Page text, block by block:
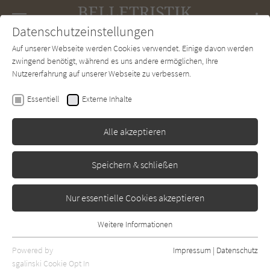
SUCHE Forum Charts Newsletter
Sam Byers
Schönes Neues England
Erschienen: August 2019 Bibliogr. Angaben
Datenschutzeinstellungen
Auf unserer Webseite werden Cookies verwendet. Einige davon werden
zwingend benötigt, während es uns andere ermöglichen, Ihre
Nutzererfahrung auf unserer Webseite zu verbessern.
Essentiell Externe Inhalte
Alle akzeptieren
Speichern & schließen
Nur essentielle Cookies akzeptieren
Essentielle Cookies werden für grundlegende Funktionen der
Webseite benötigt. Dadurch ist gewährleistet, dass die Webseite
Weitere Informationen
Powered by
sgalinski Cookie Opt In
Impressum | Datenschutz